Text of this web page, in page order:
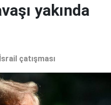
yakında
çatışması